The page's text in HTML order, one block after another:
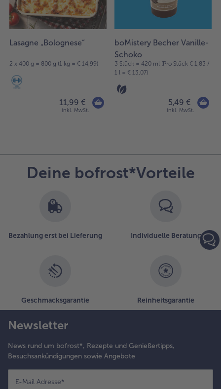
Weiterempfehlen &
der
Liste.
Lasagne „Bolognese“
2 x 400 g = 800 g (1 kg = € 14,99)
11,99 €
inkl. MwSt.
boMistery Becher Vanille-
Schoko
3 Stück = 420 ml (Pro Stück € 1,83 /
1 l = € 13,07)
5,49 €
inkl. MwSt.
Deine bofrost*Vorteile
Bezahlung erst bei Lieferung Individuelle Beratung
Geschmacksgarantie Reinheitsgarantie
Newsletter
News rund um bofrost*, Rezepte und Genießertipps,
Besuchsankündigungen sowie Angebote
E-Mail Adresse*